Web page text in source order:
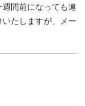
間前になっても連
たしますが、メー